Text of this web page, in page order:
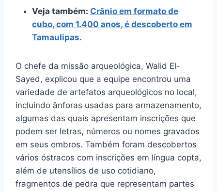
Veja também: Crânio em formato de
cubo, com 1.400 anos, é descoberto em
Tamaulipas.
O chefe da missão arqueológica, Walid El-
Sayed, explicou que a equipe encontrou uma
variedade de artefatos arqueológicos no local,
incluindo ânforas usadas para armazenamento,
algumas das quais apresentam inscrições que
podem ser letras, números ou nomes gravados
em seus ombros. Também foram descobertos
vários óstracos com inscrições em língua copta,
além de utensílios de uso cotidiano,
fragmentos de pedra que representam partes